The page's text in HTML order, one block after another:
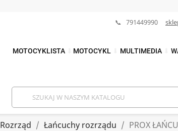
📞 791449990
MOTOCYKLISTA MOTOCYKL MULTIMEDIA
Rozrząd Łańcuchy rozrządu PROX